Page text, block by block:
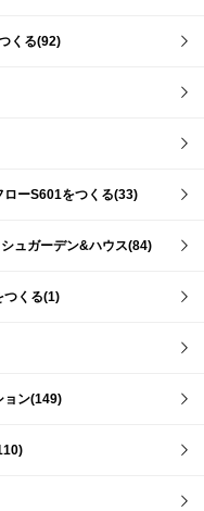
くる(92)
ローS601をつくる(33)
ュガーデン&ハウス(84)
つくる(1)
ョン(149)